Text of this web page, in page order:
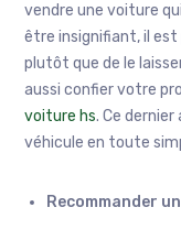
vendre une voiture
être insignifiant, il est
plutôt que de le
aussi confier votre
voiture hs. Ce
véhicule en toute
Recommander